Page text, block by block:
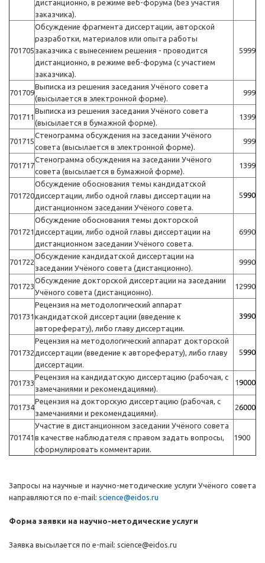
дистанционно, в режиме веб-форума (без участия
заказчика).
701705
Обсуждение фрагмента диссертации, авторской
разработки, материалов или опыта работы
заказчика с вынесением решения - проводится
дистанционно, в режиме веб-форума (с участием
заказчика).
5999
701709
Выписка из решения заседания Учёного совета
(высылается в электронной форме).
999
701711
Выписка из решения заседания Учёного совета
(высылается в бумажной форме).
1399
701715
Стенограмма обсуждения на заседании Учёного
совета (высылается в электронной форме).
999
701717
Стенограмма обсуждения на заседании Учёного
совета (высылается в бумажной форме).
1399
701720
Обсуждение обоснования темы кандидатской
диссертации, либо одной главы диссертации на
дистанционном заседании Учёного совета.
5990
701721
Обсуждение обоснования темы докторской
диссертации, либо одной главы диссертации на
дистанционном заседании Учёного совета.
6990
701722
Обсуждение кандидатской диссертации на
заседании Учёного совета (дистанционно).
9990
701723
Обсуждение докторской диссертации на заседании
Учёного совета (дистанционно).
12990
701731
Рецензия на методологический аппарат
кандидатской диссертации (введение к
автореферату), либо главу диссертации.
3990
701732
Рецензия на методологический аппарат докторской
диссертации (введение к автореферату), либо главу
диссертации.
5990
701733
Рецензия на кандидатскую диссертацию (рабочая, с
замечаниями и рекомендациями).
19000
701734
Рецензия на докторскую диссертацию (рабочая, с
замечаниями и рекомендациями).
26000
701741
Участие в дистанционном заседании Учёного совета
в качестве наблюдателя с правом задать вопросы,
сформулировать комментарии.
1900
Запросы на научные и научно-методические услуги Учёного совета
направляются по e-mail: science@eidos.ru
Форма заявки на научно-методические услуги
Заявка высылается по e-mail: science@eidos.ru